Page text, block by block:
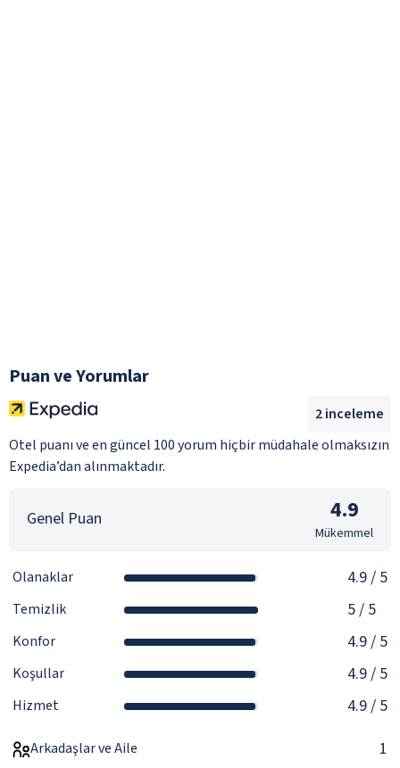
Puan ve Yorumlar
Otel puanı ve en güncel 100 yorum hiçbir müdahale olmaksızın
Expedia’dan alınmaktadır.
2inceleme
Genel Puan 4.9
Mükemmel
Olanaklar 4.9/ 5
Temizlik 5/ 5
Konfor 4.9/ 5
Koşullar 4.9/ 5
Hizmet 4.9/ 5
Arkadaşlar ve Aile 1